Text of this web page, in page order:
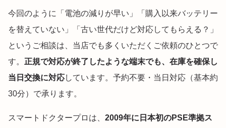
今回のように「電池の減りが早い」「購入以来バッテリー
を替えていない」「古い世代だけど対応してもらえる？」
というご相談は、当店でも多くいただくご依頼のひとつで
す。 正規で対応が終了したような端末でも、在庫を確保し
当日交換に対応しています。予約不要・当日対応（基本約
30分）で承ります。
スマートドクタープロは、 2009年に日本初のPSE準拠ス